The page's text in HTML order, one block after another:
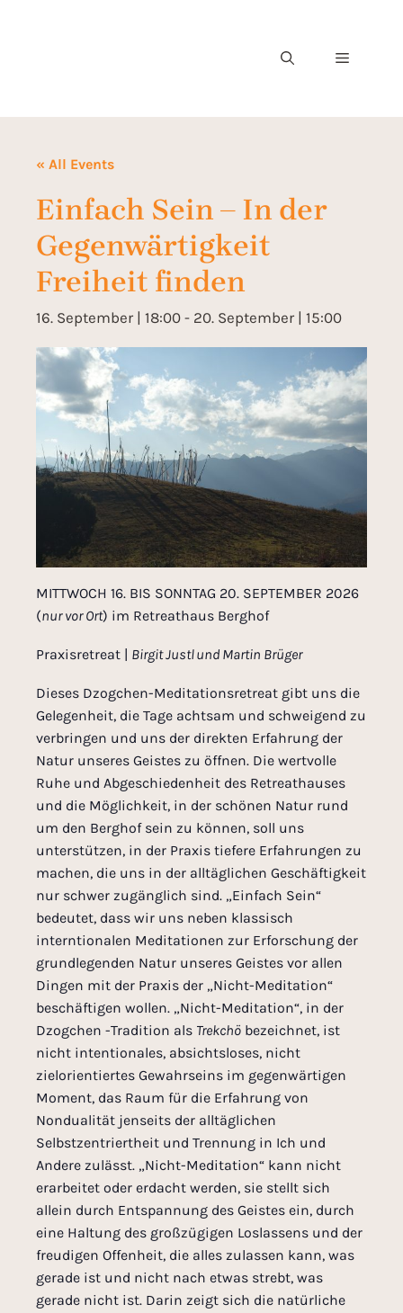
« All Events
Einfach Sein – In der
Gegenwärtigkeit
Freiheit finden
16. September | 18:00 - 20. September | 15:00
MITTWOCH 16. BIS SONNTAG 20. SEPTEMBER 2026
(nur vor Ort) im Retreathaus Berghof
Praxisretreat Birgit Justl und Martin Brüger
Dieses Dzogchen-Meditationsretreat gibt uns die
Gelegenheit, die Tage achtsam und schweigend zu
verbringen und uns der direkten Erfahrung der
Natur unseres Geistes zu öffnen. Die wertvolle
Ruhe und Abgeschiedenheit des Retreathauses
und die Möglichkeit, in der schönen Natur rund
um den Berghof sein zu können, soll uns
unterstützen, in der Praxis tiefere Erfahrungen zu
machen, die uns in der alltäglichen Geschäftigkeit
nur schwer zugänglich sind. „Einfach Sein“
bedeutet, dass wir uns neben klassisch
interntionalen Meditationen zur Erforschung der
grundlegenden Natur unseres Geistes vor allen
Dingen mit der Praxis der „Nicht-Meditation“
beschäftigen wollen. „Nicht-Meditation“, in der
Dzogchen -Tradition als Trekchö bezeichnet, ist
nicht intentionales, absichtsloses, nicht
zielorientiertes Gewahrseins im gegenwärtigen
Moment, das Raum für die Erfahrung von
Nondualität jenseits der alltäglichen
Selbstzentriertheit und Trennung in Ich und
Andere zulässt. „Nicht-Meditation“ kann nicht
erarbeitet oder erdacht werden, sie stellt sich
allein durch Entspannung des Geistes ein, durch
eine Haltung des großzügigen Loslassens und der
freudigen Offenheit, die alles zulassen kann, was
gerade ist und nicht nach etwas strebt, was
gerade nicht ist. Darin zeigt sich die natürliche